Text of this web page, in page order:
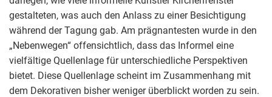
gestalteten, was auch den Anlass zu einer Besichtigung
während der Tagung gab. Am prägnantesten wurde in den
„Nebenwegen“ offensichtlich, dass das Informel eine
vielfältige Quellenlage für unterschiedliche Perspektiven
bietet. Diese Quellenlage scheint im Zusammenhang mit
dem Dekorativen bisher weniger überblickt worden zu sein.